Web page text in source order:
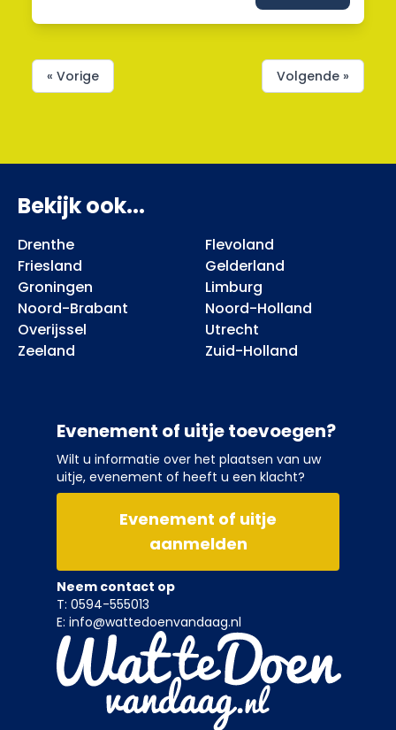
« Vorige Volgende »
Bekijk ook...
Drenthe
Flevoland
Friesland
Gelderland
Groningen
Limburg
Noord-Brabant
Noord-Holland
Overijssel
Utrecht
Zeeland
Zuid-Holland
Evenement of uitje toevoegen?
Wilt u informatie over het plaatsen van uw
uitje, evenement of heeft u een klacht?
Evenement of uitje
aanmelden
Neem contact op
T: 0594-555013
E: info@wattedoenvandaag.nl